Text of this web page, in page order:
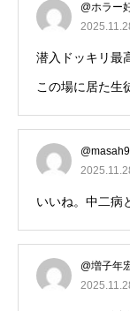
@ホラー
潜入ドッキリ最
この場に居た生
いいね。中二病
@増子年